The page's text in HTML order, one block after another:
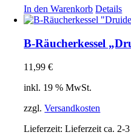
In den Warenkorb Details
B-Räucherkessel
11,99€
inkl. 19 % MwSt.
zzgl.Versandkosten
Lieferzeit:Lieferzeit ca. 2-